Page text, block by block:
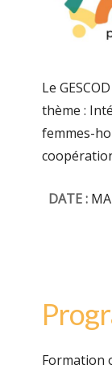
Le
thème :
femmes-
DATE :
Formation